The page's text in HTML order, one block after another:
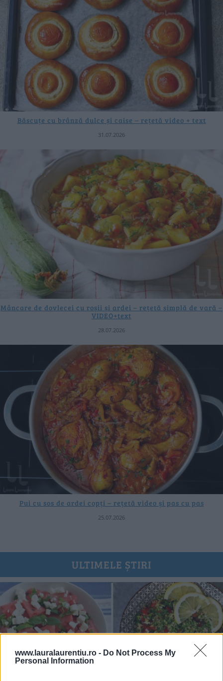
www.lauralaurentiu.ro - Do Not Process My
Personal Information
Băscuțe cu brânză dulce și caise – rețetă video + text
31.07.2026
Mâncare de dovlecei cu roșii și ardei – rețetă simplă de vară –
VIDEO+text
28.07.2026
Pui cu sos de ardei copți – rețetă video și pas cu pas
25.07.2026
ULTIMELE ȘTIRI